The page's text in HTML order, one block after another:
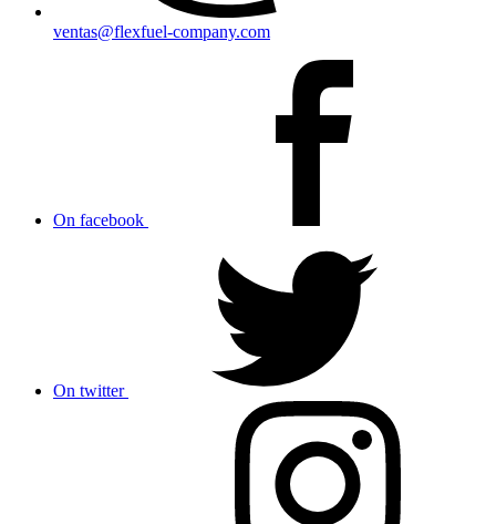
ventas@flexfuel-company.com
On facebook
On twitter